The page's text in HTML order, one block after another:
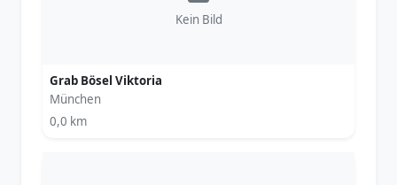
Kein Bild
Grab Bösel Viktoria
München
0,0 km